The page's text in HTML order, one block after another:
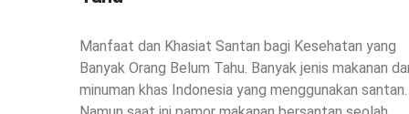
Manfaat dan Khasiat Santan bagi Kesehatan yang
Banyak Orang Belum Tahu. Banyak jenis makanan
minuman khas Indonesia yang menggunakan santan.